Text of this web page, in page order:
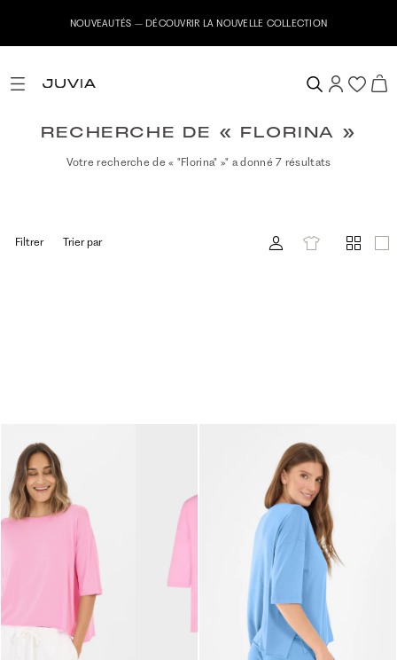
NOUVEAUTÉS – DÉCOUVRIR LA NOUVELLE COLLECTION
RECHERCHE DE « FLORINA »
Votre recherche de « "Florina" »" a donné 7 résultats
Filtrer Trier par